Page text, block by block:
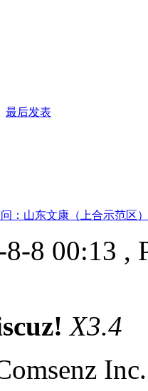
最后发表
：山东文康（上合示范区
8 00:13 ,
X3.4
Inc.